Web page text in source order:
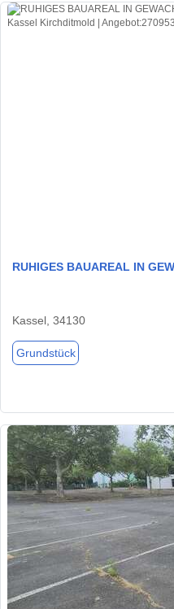
RUHIGES BAUAREAL IN
Kassel, 34130
Grundstück